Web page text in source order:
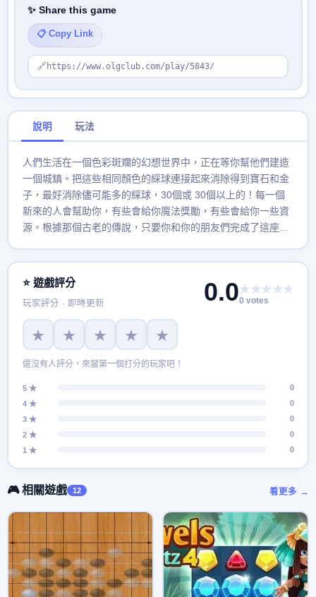
✨ Share this game
📋 Copy Link
🔗 https://www.olgclub.com/play/5843/
說明 玩法
人們生活在一個色彩斑斕的幻想世界中，正在等你幫他們建造
一個城鎮。把這些相同顏色的綵球連接起來消除得到寶石和金
子，最好消除儘可能多的綵球，30個或 30個以上的！每一個
新來的人會幫助你，有些會給你魔法獎勵，有些會給你一些資
源。根據那個古老的傳說，只要你和你的朋友們完成了這座城
⭐ 遊戲評分
玩家評分 · 即時更新 0.0★★★★★
0 votes
★ ★ ★ ★ ★
還沒有人評分，來當第一個打分的玩家吧！
5 ★
0
4 ★
0
3 ★
0
2 ★
0
1 ★
0
🎮 相關遊戲 12 看更多 →